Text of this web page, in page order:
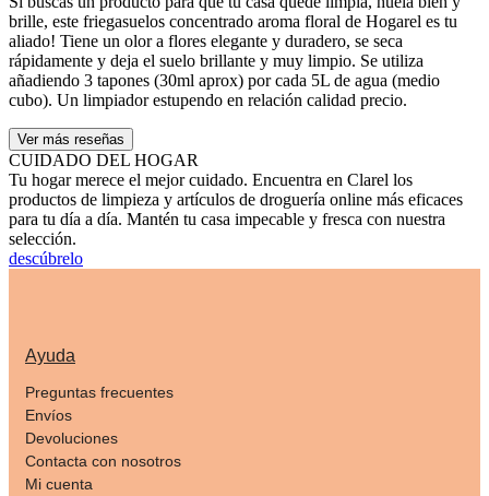
brille, este friegasuelos concentrado aroma floral de Hogarel es tu
aliado! Tiene un olor a flores elegante y duradero, se seca
rápidamente y deja el suelo brillante y muy limpio. Se utiliza
añadiendo 3 tapones (30ml aprox) por cada 5L de agua (medio
cubo). Un limpiador estupendo en relación calidad precio.
Ver más reseñas
CUIDADO DEL HOGAR
Tu hogar merece el mejor cuidado. Encuentra en Clarel los
productos de limpieza y artículos de droguería online más eficaces
para tu día a día. Mantén tu casa impecable y fresca con nuestra
selección.
descúbrelo
Ayuda
Preguntas frecuentes
Envíos
Devoluciones
Contacta con nosotros
Mi cuenta